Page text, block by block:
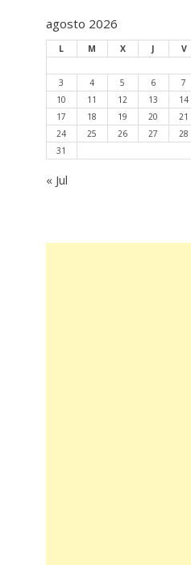
agosto 2026
L M X J V
3
4 5 6 7
10
11 12 13 14
17
18 19 20 21
24
25 26 27 28
31
« Jul